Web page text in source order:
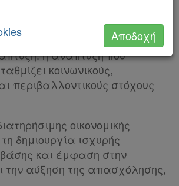
Β΄ [-]
[-]
του παρόντος, ισχύουν οι
η ανάπτυξη που
κοινωνικούς,
περιβαλλοντικούς στόχους
οικονομικής
δημιουργία ισχυρής
και έμφαση στην
την αύξηση της απασχόλησης,
Αποδοχή